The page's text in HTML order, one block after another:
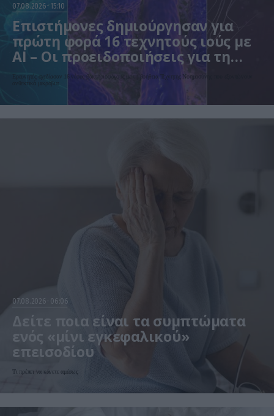
07.08.2026 15:10
Επιστήμονες δημιούργησαν για
πρώτη φορά 16 τεχνητούς ιούς με
AI – Οι προειδοποιήσεις για τη
βιοασφάλεια
Ερευνητές σχεδίασαν 16 νέους βακτηριοφάγους με τη βοήθεια Τεχνητής Νοημοσύνης που εξοντώνουν
ανθεκτικά μικρόβια
07.08.2026 06:06
Δείτε ποια είναι τα συμπτώματα
ενός «μίνι εγκεφαλικού»
επεισοδίου
Τι πρέπει να κάνετε αμέσως